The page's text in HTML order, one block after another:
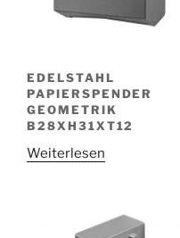
EDELSTAHL
PAPIERSPENDER
GEOMETRIK
B28XH31XT12
Weiterlesen